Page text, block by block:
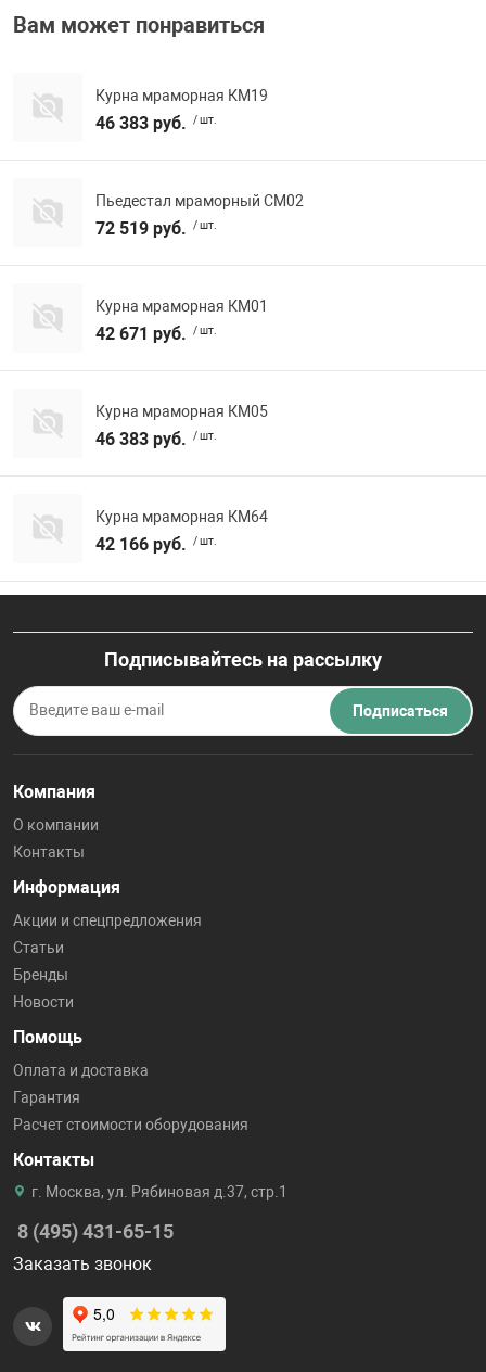
Вам может понравиться
Курна мраморная КМ19
46 383 руб. / шт.
Пьедестал мраморный СМ02
72 519 руб. / шт.
Курна мраморная КМ01
42 671 руб. / шт.
Курна мраморная КМ05
46 383 руб. / шт.
Курна мраморная КМ64
42 166 руб. / шт.
Подписывайтесь на рассылку
Подписаться
Компания
О компании
Контакты
Информация
Акции и спецпредложения
Статьи
Бренды
Новости
Помощь
Оплата и доставка
Гарантия
Расчет стоимости оборудования
Контакты
г. Москва, ул. Рябиновая д.37, стр.1
8 (495) 431-65-15
Заказать звонок